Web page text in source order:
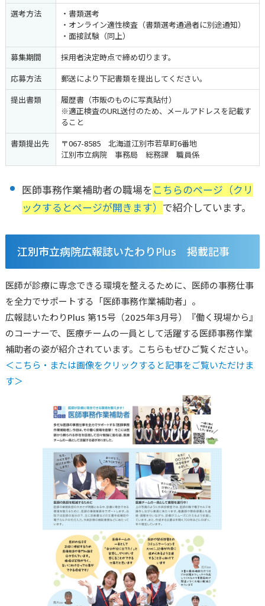
選考方法
・書類選考
・オンライン適性検査（書類選考通過者に別途通知）
・面接試験（同上）
募集期間
採用者決定時点で締め切ります。
応募方法
郵送により下記書類を提出してください。
提出書類
履歴書（市販のものに写真貼付）
※適正検査のURL送付のため、メールアドレスを記載す
ること
書類提出先
〒067-8585 北海道江別市若草町6番地
江別市立病院 事務局 総務課 職員係
医師事務作業補助者の職場を こちらのページ（クリ
ックするとページが開きます） で紹介しています。
江別市立病院広報誌いたわりPlus 掲載記事
医師が診療に専念できる環境を整えるために、医師の事務仕事
を全力でサポートする「医師事務作業補助者」。
広報誌いたわりPlus 第15号（2025年3月号）『働く現場から』
のコーナーで、医療チームの一員として活躍する医師事務作業
補助者の姿が紹介されています。こちらもぜひご覧ください。
＜こちら・または画像をクリックすると記事をご覧いただけま
す＞